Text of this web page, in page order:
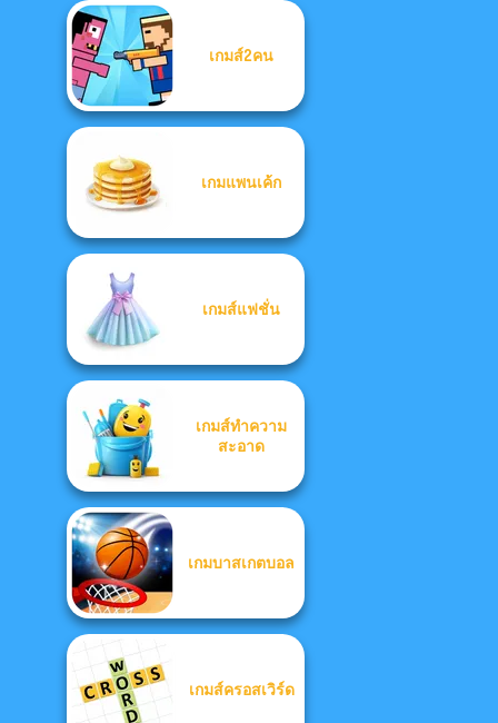
เกมส์2คน
เกมแพนเค้ก
เกมส์แฟชั่น
เกมส์ทำความ
สะอาด
เกมบาสเกตบอล
เกมส์ครอสเวิร์ด